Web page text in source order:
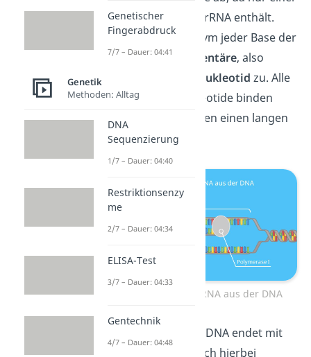
den Bauplan für die rRNA enthält.
Nun ordnet das Enzym jeder Base der
rDNA daskomplementäre, also
entgegengesetzte
Nukleotid zu. Alle
zugeordneten Nukleotide binden
aneinander und bilden einen langen
Strang.
Transkription der rRNA aus der DNA
Dieses Ablesen der rDNA endet mit
. Auch hierbei
Genetischer
Fingerabdruck
7/7 – Dauer: 04:41
Genetik
Methoden: Alltag
DNA
Sequenzierung
1/7 – Dauer: 04:40
Restriktionsenzy
me
2/7 – Dauer: 04:34
ELISA-Test
3/7 – Dauer: 04:33
Gentechnik
4/7 – Dauer: 04:48